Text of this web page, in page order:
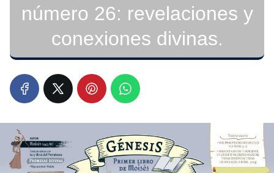
número 26: revelaciones y
conexiones divinas.